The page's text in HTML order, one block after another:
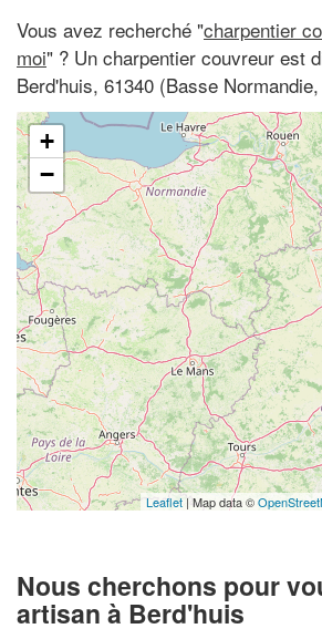
Vous avez recherché "charpentier
moi" ? Un charpentier couvreur est
Berd'huis, 61340 (Basse
+
−
Leaflet | Map data ©
Nous cherchons pour
artisan à Berd'huis